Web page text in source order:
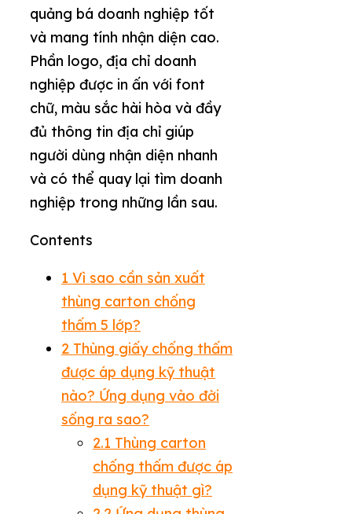
quảng bá doanh nghiệp tốt
và mang tính nhận diện cao.
Phần logo, địa chỉ doanh
nghiệp được in ấn với font
chữ, màu sắc hài hòa và đầy
đủ thông tin địa chỉ giúp
người dùng nhận diện nhanh
và có thể quay lại tìm doanh
nghiệp trong những lần sau.
Contents
1 Vì sao cần sản xuất
thùng carton chống
thấm 5 lớp?
2 Thùng giấy chống thấm
được áp dụng kỹ thuật
nào? Ứng dụng vào đời
sống ra sao?
2.1 Thùng carton
chống thấm được áp
dụng kỹ thuật gì?